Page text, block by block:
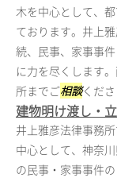
木を中心として、
ております。井上
続、民事、家事事
に力を尽くします
所までご相談くださ
建物明け渡し・
井上雅彦法律事務
中心として、神奈
の民事・家事事件